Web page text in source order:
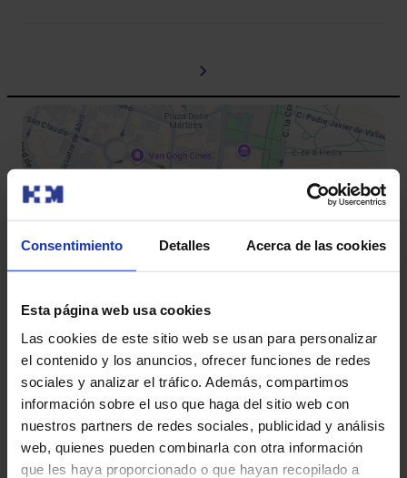
Consentimiento Detalles Acerca de las cookies
Esta página web usa cookies
Las cookies de este sitio web se usan para personalizar
el contenido y los anuncios, ofrecer funciones de redes
sociales y analizar el tráfico. Además, compartimos
información sobre el uso que haga del sitio web con
nuestros partners de redes sociales, publicidad y análisis
web, quienes pueden combinarla con otra información
que les haya proporcionado o que hayan recopilado a
Laboratorio: 107
Administración: 151-169-191
Caja: 165
Ingresos: 163
Recepción Consultas 1ª Planta: 106
Recepción Odontología: 180
Recepción Rehabilitación: 176
Dirección Financiera: 501
Dirección Enfermería: 506
Dirección Comunicación: 111
Asesoría Jurídica: 534
Unidad Lesionados de Tráfico: 116
¿Dónde nos ubicamos?
Hospital HM San Francisco
C/ Marqueses de San Isidro, 1 –
24004 León